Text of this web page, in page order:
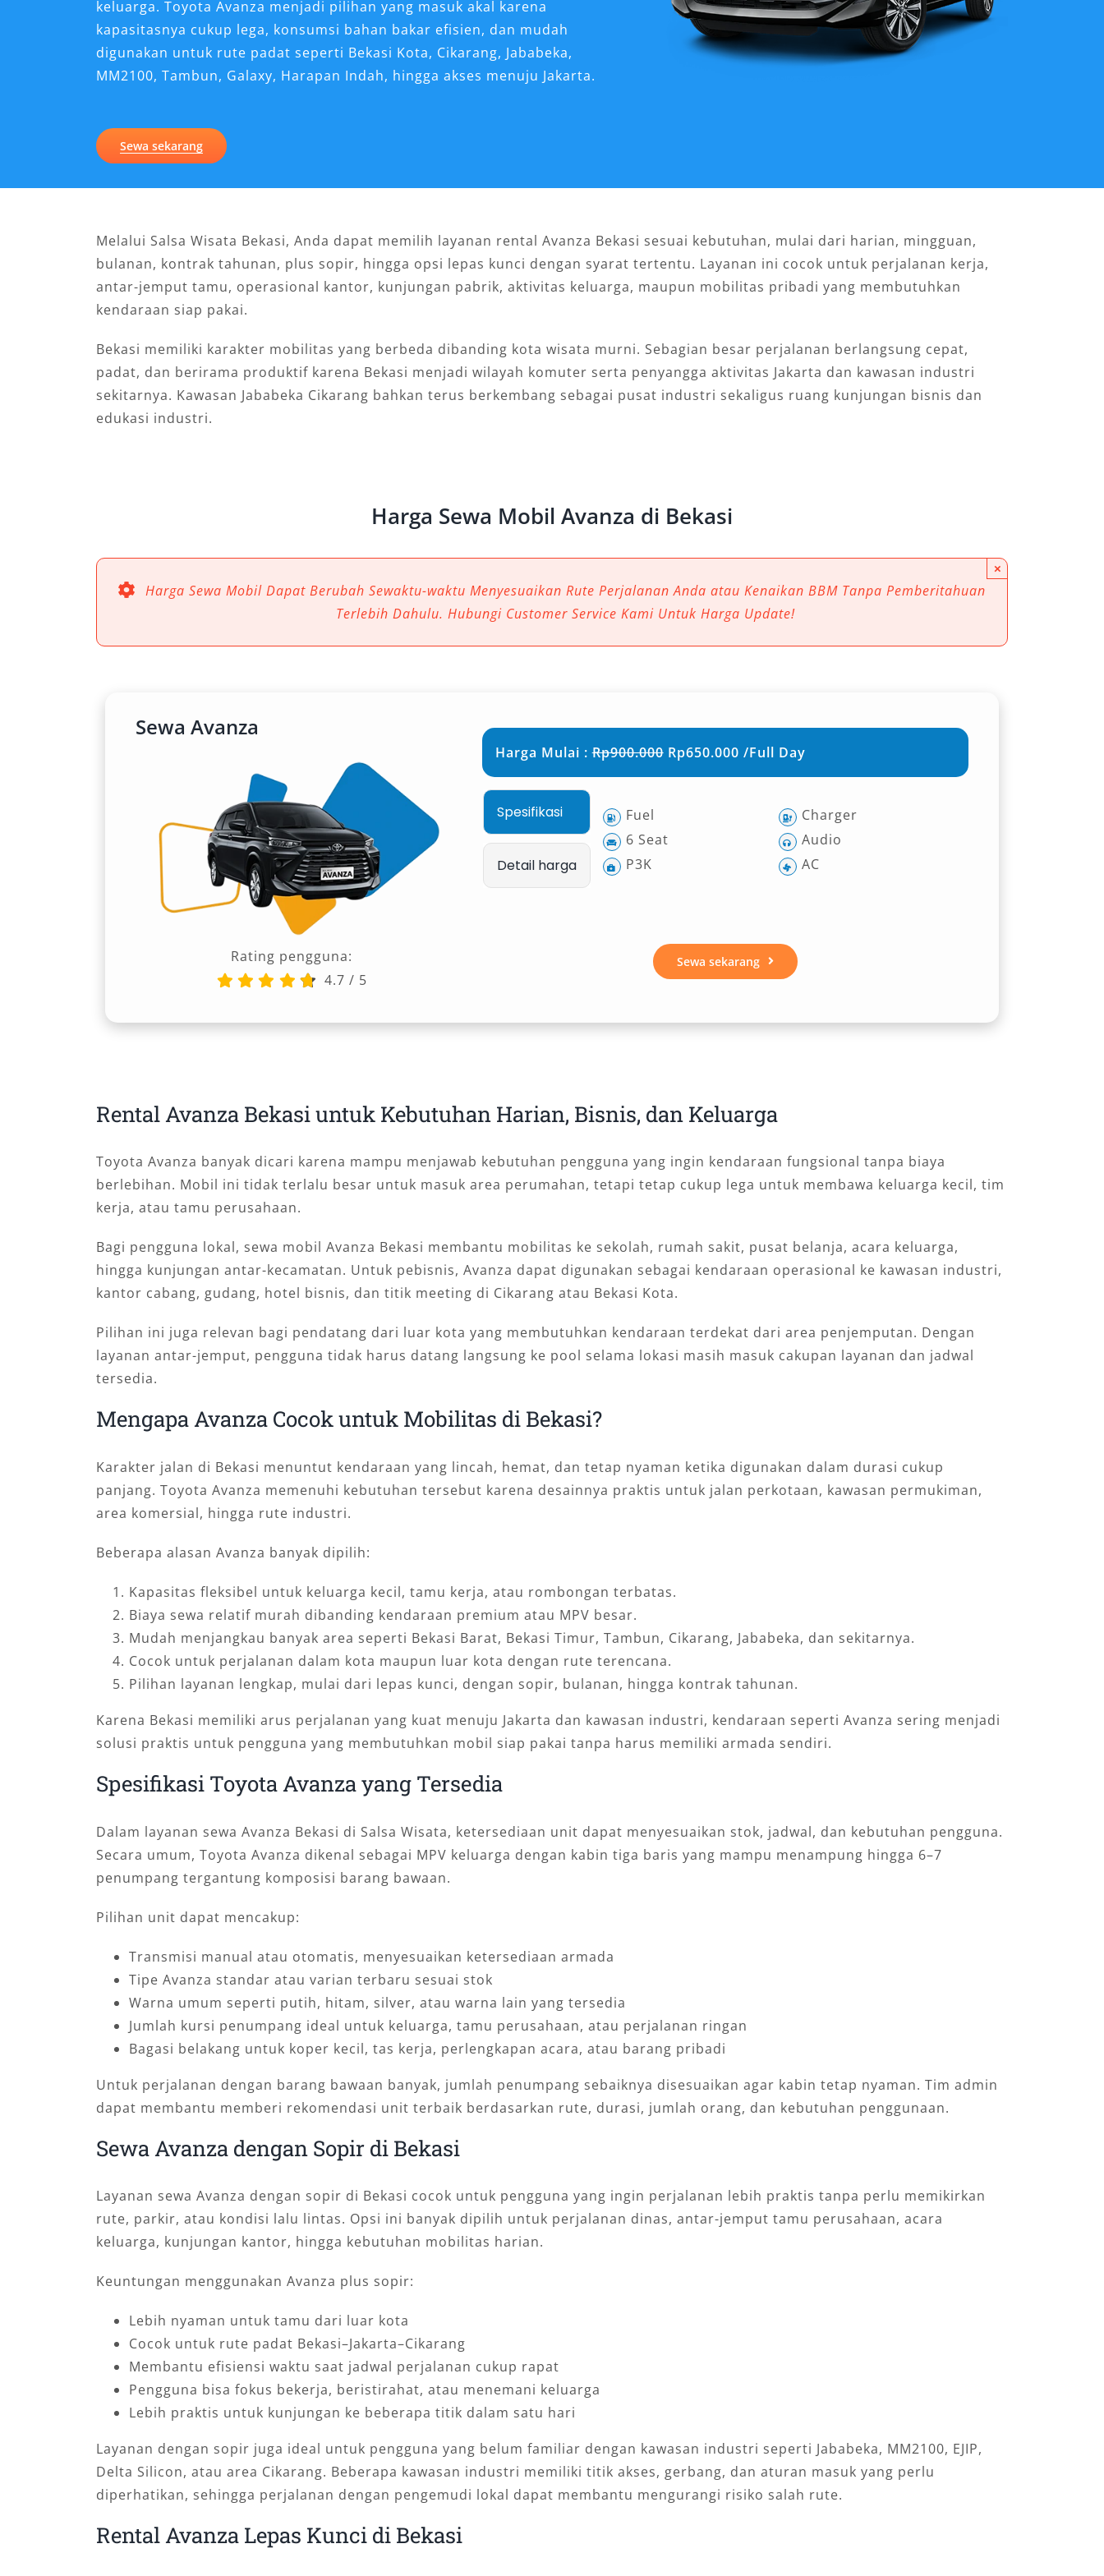
keluarga. Toyota Avanza menjadi pilihan yang masuk akal karena
kapasitasnya cukup lega, konsumsi bahan bakar efisien, dan mudah
digunakan untuk rute padat seperti Bekasi Kota, Cikarang, Jababeka,
MM2100, Tambun, Galaxy, Harapan Indah, hingga akses menuju Jakarta.
Sewa sekarang
Melalui Salsa Wisata Bekasi, Anda dapat memilih layanan rental Avanza Bekasi sesuai kebutuhan, mulai dari harian, mingguan,
bulanan, kontrak tahunan, plus sopir, hingga opsi lepas kunci dengan syarat tertentu. Layanan ini cocok untuk perjalanan kerja,
antar-jemput tamu, operasional kantor, kunjungan pabrik, aktivitas keluarga, maupun mobilitas pribadi yang membutuhkan
kendaraan siap pakai.
Bekasi memiliki karakter mobilitas yang berbeda dibanding kota wisata murni. Sebagian besar perjalanan berlangsung cepat,
padat, dan berirama produktif karena Bekasi menjadi wilayah komuter serta penyangga aktivitas Jakarta dan kawasan industri
sekitarnya. Kawasan Jababeka Cikarang bahkan terus berkembang sebagai pusat industri sekaligus ruang kunjungan bisnis dan
edukasi industri.
Harga Sewa Mobil Avanza di Bekasi
Harga Sewa Mobil Dapat Berubah Sewaktu-waktu Menyesuaikan Rute Perjalanan Anda atau Kenaikan BBM Tanpa Pemberitahuan
Terlebih Dahulu. Hubungi Customer Service Kami Untuk Harga Update!
×
Sewa Avanza
Rating pengguna:
4.7 / 5
Harga Mulai :Rp900.000Rp650.000 /Full Day
Spesifikasi
Detail harga
Fuel
6 Seat
P3K
Charger
Audio
AC
Sewa sekarang
Rental Avanza Bekasi untuk Kebutuhan Harian, Bisnis, dan Keluarga
Toyota Avanza banyak dicari karena mampu menjawab kebutuhan pengguna yang ingin kendaraan fungsional tanpa biaya
berlebihan. Mobil ini tidak terlalu besar untuk masuk area perumahan, tetapi tetap cukup lega untuk membawa keluarga kecil, tim
kerja, atau tamu perusahaan.
Bagi pengguna lokal, sewa mobil Avanza Bekasi membantu mobilitas ke sekolah, rumah sakit, pusat belanja, acara keluarga,
hingga kunjungan antar-kecamatan. Untuk pebisnis, Avanza dapat digunakan sebagai kendaraan operasional ke kawasan industri,
kantor cabang, gudang, hotel bisnis, dan titik meeting di Cikarang atau Bekasi Kota.
Pilihan ini juga relevan bagi pendatang dari luar kota yang membutuhkan kendaraan terdekat dari area penjemputan. Dengan
layanan antar-jemput, pengguna tidak harus datang langsung ke pool selama lokasi masih masuk cakupan layanan dan jadwal
tersedia.
Mengapa Avanza Cocok untuk Mobilitas di Bekasi?
Karakter jalan di Bekasi menuntut kendaraan yang lincah, hemat, dan tetap nyaman ketika digunakan dalam durasi cukup
panjang. Toyota Avanza memenuhi kebutuhan tersebut karena desainnya praktis untuk jalan perkotaan, kawasan permukiman,
area komersial, hingga rute industri.
Beberapa alasan Avanza banyak dipilih:
Kapasitas fleksibel untuk keluarga kecil, tamu kerja, atau rombongan terbatas.
Biaya sewa relatif murah dibanding kendaraan premium atau MPV besar.
Mudah menjangkau banyak area seperti Bekasi Barat, Bekasi Timur, Tambun, Cikarang, Jababeka, dan sekitarnya.
Cocok untuk perjalanan dalam kota maupun luar kota dengan rute terencana.
Pilihan layanan lengkap, mulai dari lepas kunci, dengan sopir, bulanan, hingga kontrak tahunan.
Karena Bekasi memiliki arus perjalanan yang kuat menuju Jakarta dan kawasan industri, kendaraan seperti Avanza sering menjadi
solusi praktis untuk pengguna yang membutuhkan mobil siap pakai tanpa harus memiliki armada sendiri.
Spesifikasi Toyota Avanza yang Tersedia
Dalam layanan sewa Avanza Bekasi di Salsa Wisata, ketersediaan unit dapat menyesuaikan stok, jadwal, dan kebutuhan pengguna.
Secara umum, Toyota Avanza dikenal sebagai MPV keluarga dengan kabin tiga baris yang mampu menampung hingga 6–7
penumpang tergantung komposisi barang bawaan.
Pilihan unit dapat mencakup:
Transmisi manual atau otomatis, menyesuaikan ketersediaan armada
Tipe Avanza standar atau varian terbaru sesuai stok
Warna umum seperti putih, hitam, silver, atau warna lain yang tersedia
Jumlah kursi penumpang ideal untuk keluarga, tamu perusahaan, atau perjalanan ringan
Bagasi belakang untuk koper kecil, tas kerja, perlengkapan acara, atau barang pribadi
Untuk perjalanan dengan barang bawaan banyak, jumlah penumpang sebaiknya disesuaikan agar kabin tetap nyaman. Tim admin
dapat membantu memberi rekomendasi unit terbaik berdasarkan rute, durasi, jumlah orang, dan kebutuhan penggunaan.
Sewa Avanza dengan Sopir di Bekasi
Layanan sewa Avanza dengan sopir di Bekasi cocok untuk pengguna yang ingin perjalanan lebih praktis tanpa perlu memikirkan
rute, parkir, atau kondisi lalu lintas. Opsi ini banyak dipilih untuk perjalanan dinas, antar-jemput tamu perusahaan, acara
keluarga, kunjungan kantor, hingga kebutuhan mobilitas harian.
Keuntungan menggunakan Avanza plus sopir:
Lebih nyaman untuk tamu dari luar kota
Cocok untuk rute padat Bekasi–Jakarta–Cikarang
Membantu efisiensi waktu saat jadwal perjalanan cukup rapat
Pengguna bisa fokus bekerja, beristirahat, atau menemani keluarga
Lebih praktis untuk kunjungan ke beberapa titik dalam satu hari
Layanan dengan sopir juga ideal untuk pengguna yang belum familiar dengan kawasan industri seperti Jababeka, MM2100, EJIP,
Delta Silicon, atau area Cikarang. Beberapa kawasan industri memiliki titik akses, gerbang, dan aturan masuk yang perlu
diperhatikan, sehingga perjalanan dengan pengemudi lokal dapat membantu mengurangi risiko salah rute.
Rental Avanza Lepas Kunci di Bekasi